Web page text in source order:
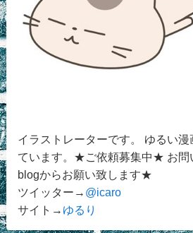
イラストレーターです。 ゆるい
ています。★ご依頼募集中★ お問
blogからお願い致します★
ツイッター→ @icaro
サイト→ ゆるり